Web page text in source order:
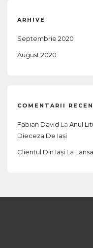
ARHIVE
Septembrie 2020
August 2020
COMENTARII
Fabian David La Anul
Dieceza De Iași
Clientul Din Iași La